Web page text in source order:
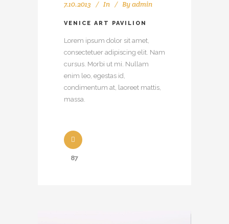
7.10.2013 In Byadmin
VENICE ART PAVILION
Lorem ipsum dolor sit amet,
consectetuer adipiscing elit. Nam
cursus. Morbi ut mi. Nullam
enim leo, egestas id,
condimentum at, laoreet mattis,
massa.
87